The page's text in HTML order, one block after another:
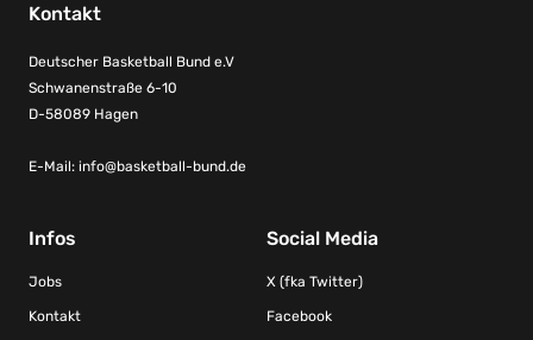
Kontakt
Deutscher Basketball Bund e.V
Schwanenstraße 6-10
D-58089 Hagen
E-Mail: info@basketball-bund.de
Infos
Jobs
Kontakt
Social Media
X (fka Twitter)
Facebook